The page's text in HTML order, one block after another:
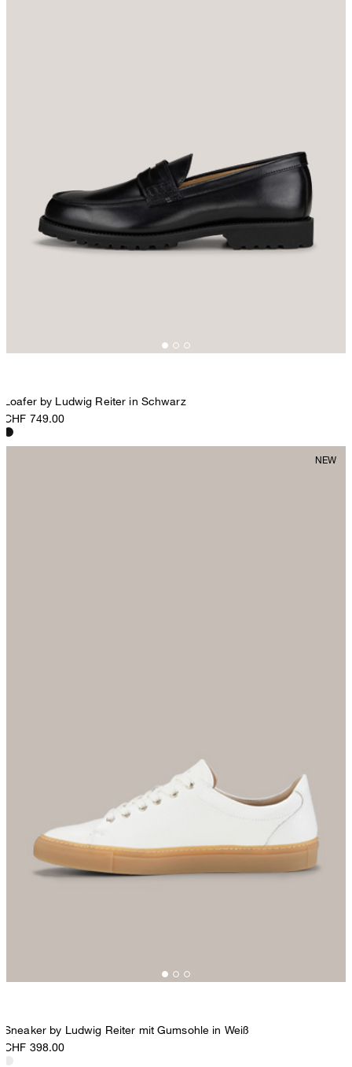
Loafer by Ludwig Reiter in Schwarz
CHF 749.00
Sneaker by Ludwig Reiter mit Gumsohle in Weiß
CHF 398.00